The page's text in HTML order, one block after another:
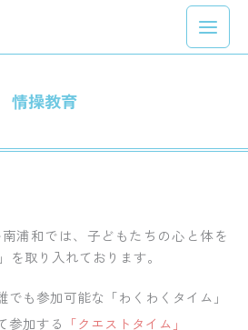
Main
Menu
情操教育
浦和では、子どもたちの心と体を
を取り入れております。
でも参加可能な「わくわくタイム」
参加する 「クエストタイム」